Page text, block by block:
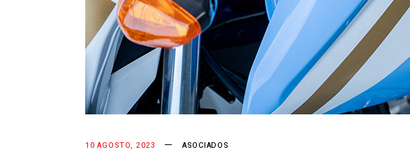
10 AGOSTO, 2023 ASOCIADOS